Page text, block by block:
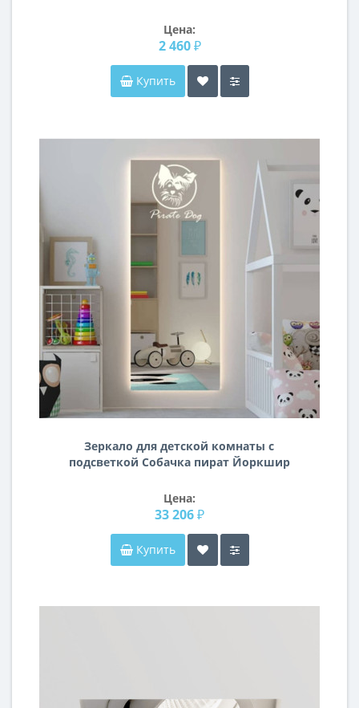
Цена:
2 460 ₽
Купить
Зеркало для детской комнаты с
подсветкой Собачка пират Йоркшир
Цена:
33 206 ₽
Купить